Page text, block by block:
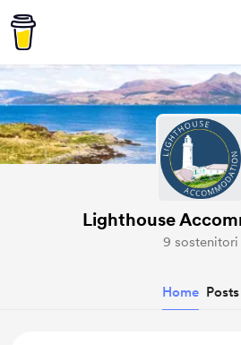
Lighthouse
9 sostenitori
Home Posts